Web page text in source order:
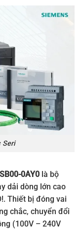
Seri
0AY0 là bộ
dải dòng lớn cao
Thiết bị đóng vai
chắc, chuyển đổi
(100V – 240V